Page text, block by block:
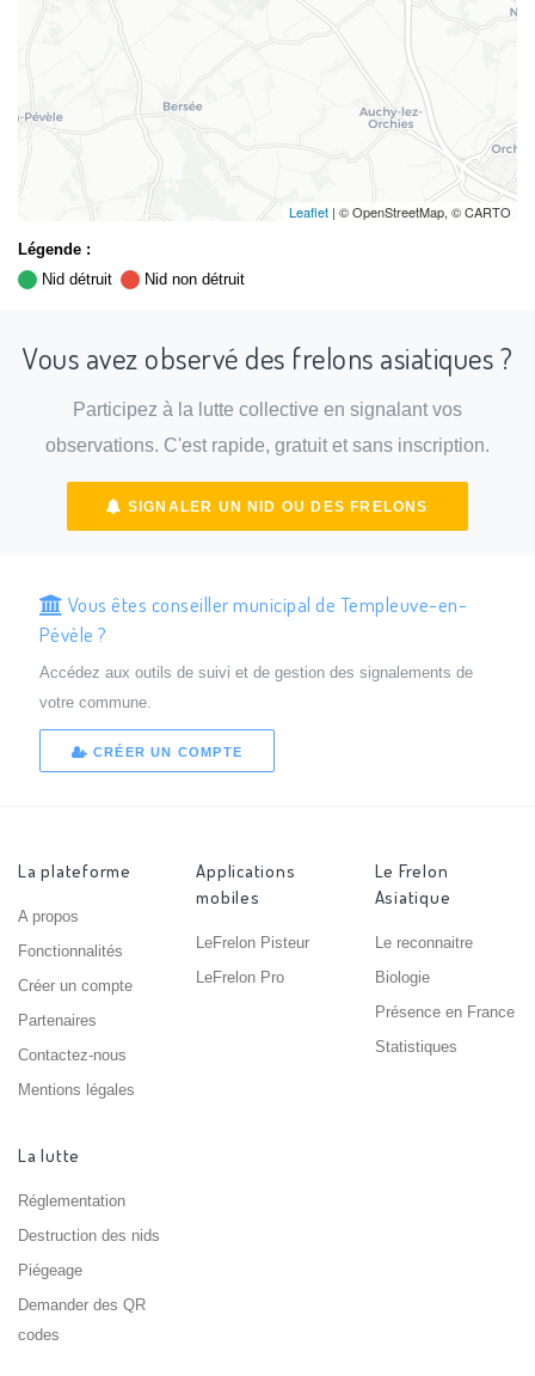
Leaflet | © OpenStreetMap, © CARTO
Légende :
Nid détruit
Nid non détruit
Vous avez observé des frelons asiatiques ?
Participez à la lutte collective en signalant vos
observations. C'est rapide, gratuit et sans inscription.
SIGNALER UN NID OU DES FRELONS
Vous êtes conseiller municipal de Templeuve-en-
Pévèle ?
Accédez aux outils de suivi et de gestion des signalements de
votre commune.
CRÉER UN COMPTE
La plateforme
A propos
Fonctionnalités
Créer un compte
Partenaires
Contactez-nous
Mentions légales
Applications
mobiles
LeFrelon Pisteur
LeFrelon Pro
Le Frelon
Asiatique
Le reconnaitre
Biologie
Présence en France
Statistiques
La lutte
Réglementation
Destruction des nids
Piégeage
Demander des QR
codes